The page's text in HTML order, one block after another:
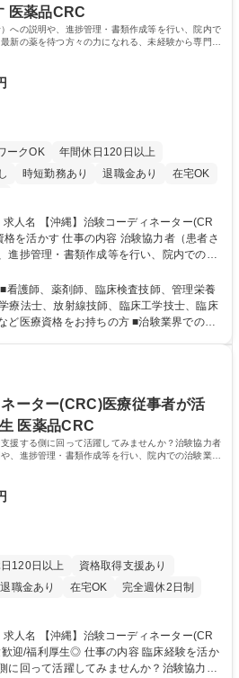
医薬品CRC
への説明や、進捗管理・書類作成等を行い、院内で
新の薬を待つ方々の力になれる、未経験から専門性
。
ークOK
年間休日120日以上
時短勤務あり 退職金あり
在宅OK
治験協力者（患者さ
進捗管理・書類作成等を行い、院内での治
最新の薬を待つ方々の力になれる、未経験
です。 ■治験協力者（患者さ
者さまのスケジュール調整・管理、ヒアリ
査への同席 ■医療従事者・依頼先への調
トと仕事の両立もしやすい環境。育休復帰
ーディネー
/医療資格を活かす
看護師、薬剤師、臨床検査技師、管理栄養
療法士、放射線技師、臨床工学技士、臨床
ど医療資格をお持ちの方 ■治験業界での就
してご活躍頂けます。 【研修制度】入社後
に導入研修を5日間受けていただき、テス
OJT期間は平均約3ヶ月ですが、個人の成長
以上になる方もいます。 学歴・資格
修学校 語学力： 資格：看護師 薬剤師 臨床
ネーター(CRC)医療従事者が活
医薬品CRC
援する側に回って活躍してみませんか？治験協力者
、進捗管理・書類作成等を行い、院内での治験業務
120日以上
資格取得支援あり
退職金あり 在宅OK
完全週休2日制
の内容 臨床経験を活か
に回って活躍してみませんか？治験協力者